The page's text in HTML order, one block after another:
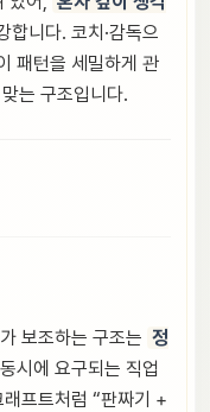
합니다. 코치·감독으
패턴을 세밀하게 관
는 구조입니다.
보조하는 구조는 정
시에 요구되는 직업
프트처럼 “판짜기 +